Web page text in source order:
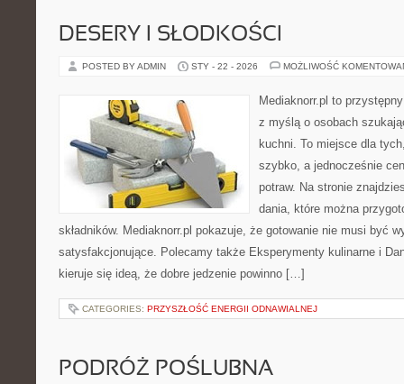
DESERY I SŁODKOŚCI
POSTED BY ADMIN STY - 22 - 2026 MOŻLIWOŚĆ
Mediaknorr.pl to
z myślą o osobach
kuchni. To miejsce dla
szybko, a jednocześnie
potraw. Na stronie
dania, które można
składników. Mediaknorr.pl pokazuje, że gotowanie nie musi być
satysfakcjonujące. Polecamy także Eksperymenty kulinarne i
kieruje się ideą, że dobre jedzenie powinno […]
CATEGORIES: PRZYSZŁOŚĆ ENERGII ODNAWIALNEJ
PODRÓŻ POŚLUBNA